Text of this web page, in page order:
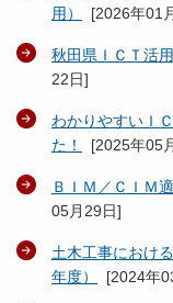
用）
[2026年01
秋田県ＩＣＴ活
22日]
わかりやすいＩ
た！
[2025年05
ＢＩＭ／ＣＩＭ
05月29日]
土木工事におけ
年度）
[2024年